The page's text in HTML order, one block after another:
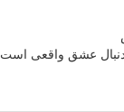
دنبال عشق واقعی است